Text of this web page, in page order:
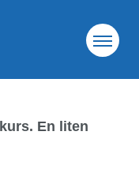
oppsett
En liten